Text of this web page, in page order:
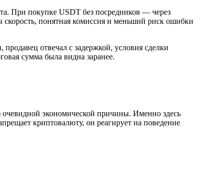
При покупке USDT без посредников — через
понятная комиссия и меньший риск ошибки
отвечал с задержкой, условия сделки
сумма была видна заранее.
очевидной экономической причины. Именно здесь
криптовалюту, он реагирует на поведение